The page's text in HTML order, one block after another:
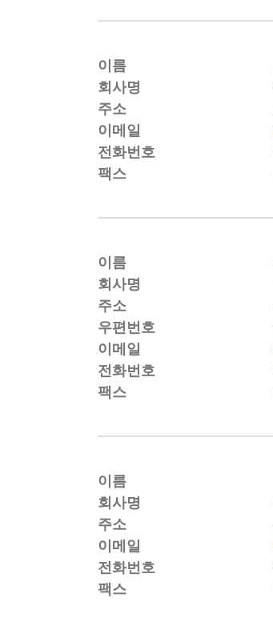
이름
회사명
주소
이메일
전화번호
팩스
이름
회사명
주소
우편번호
이메일
전화번호
팩스
이름
회사명
주소
이메일
전화번호
팩스